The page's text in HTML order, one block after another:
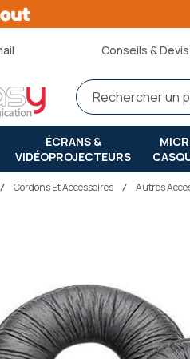
Conseils &
ÉCRANS &
VIDÉOPROJECTEURS
Cordons Et Accessoires Autres